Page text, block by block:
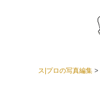
ス|プロの写真編集>